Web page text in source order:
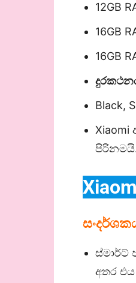
12GB
16GB
16GB
Black,
Xiaomi
ස්මාර්ට්
අතර